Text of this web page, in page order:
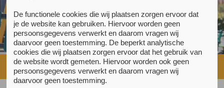
Home»Nieuws»Pagina 2
De functionele cookies die wij plaatsen zorgen ervoor dat
je de website kan gebruiken. Hiervoor worden geen
persoonsgegevens verwerkt en daarom vragen wij
daarvoor geen toestemming. De beperkt analytische
cookies die wij plaatsen zorgen ervoor dat het gebruik van
de website wordt gemeten. Hiervoor worden ook geen
persoonsgegevens verwerkt en daarom vragen wij
daarvoor geen toestemming.